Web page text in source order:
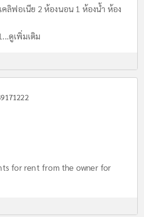
ลิฟอเนีย 2 ห้องนอน 1 ห้องน้ำ ห้อง
ดูเพิ่มเติม
for rent from the owner for